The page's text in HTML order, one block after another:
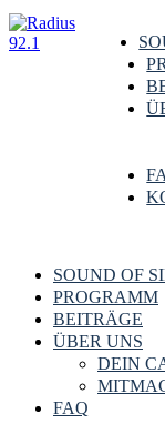
SOUND OF
PROGRAMM
BEITRÄGE
ÜBER UNS
DEIN
FAQ